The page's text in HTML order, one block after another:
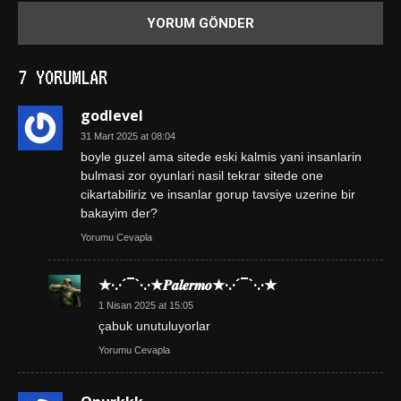
7 YORUMLAR
godlevel
31 Mart 2025 at 08:04
boyle guzel ama sitede eski kalmis yani insanlarin
bulmasi zor oyunlari nasil tekrar sitede one
cikartabiliriz ve insanlar gorup tavsiye uzerine bir
bakayim der?
Yorumu Cevapla
★·.·´¯`·.·★𝑷𝒂𝒍𝒆𝒓𝒎𝒐★·.·´¯`·.·★
1 Nisan 2025 at 15:05
çabuk unutuluyorlar
Yorumu Cevapla